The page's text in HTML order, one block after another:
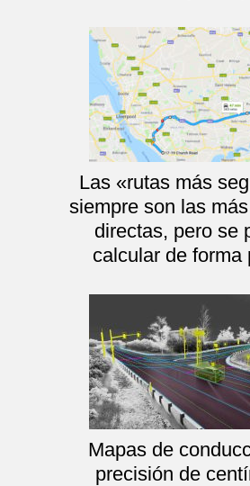
Las «rutas más
siempre son las
directas, pero se
calcular de forma
Mapas de
precisión de